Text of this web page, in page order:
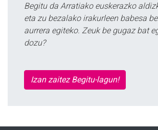
Begitu da Arratiako euskerazko
eta zu bezalako irakurleen babesa
aurrera egiteko. Zeuk be gugaz bat
dozu?
Izan zaitez Begitu-lagun!